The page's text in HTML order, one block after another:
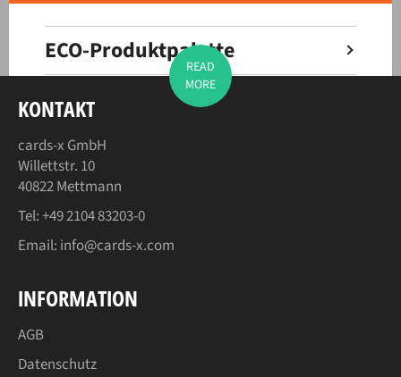
READ
MORE
ECO-Produktpalette
Produkt-Leitfäden
Wer sind wir?
KONTAKT
cards-x GmbH
Willettstr. 10
40822 Mettmann
Tel:+49 2104 83203-0
Email: info@cards-x.com
INFORMATION
AGB
Datenschutz